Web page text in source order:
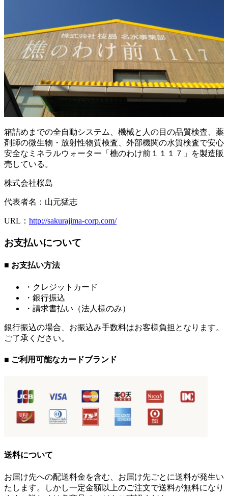
箱詰めまでの全自動システム、機械と人の目の品質検査、薬
剤師の微生物・放射性物質検査、外部機関の水質検査で安心
安全なミネラルウォーター「樵のわけ前１１１７」を製造販
売している。
株式会社桜島
代表者名： 山元猛志
URL： http://sakurajima-corp.com/
お支払いについて
■ お支払い方法
・クレジットカード
・銀行振込
・請求書払い（法人様のみ）
銀行振込の場合、お振込み手数料はお客様負担となります。
ご了承ください。
■ ご利用可能なカードブランド
送料について
お届け先への配送料金を含む、お届け先ごとに送料が発生い
たします。しかし一定金額以上のご注文で送料が無料になり